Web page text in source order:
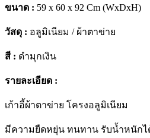
ขนาด : 59 x 60 x 92 Cm (WxDxH)
วัสดุ : อลูมิเนียม / ผ้าตาข่าย
สี : ดำมุกเงิน
รายละเอียด :
เก้าอี้ผ้าตาข่าย โครงอลูมิเนียม
มีความยืดหยุ่น ทนทาน รับน้ำหนักไ